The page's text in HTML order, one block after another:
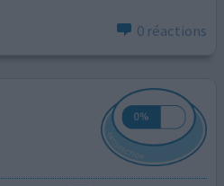
0 réactions